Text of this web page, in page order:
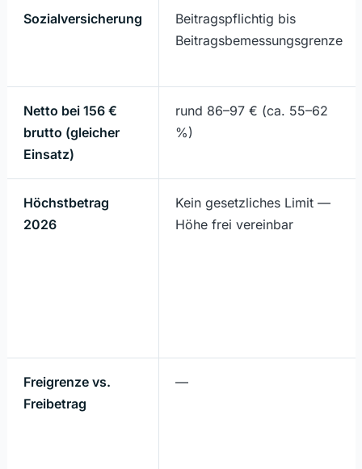
Sozialversicherung
Beitragspflichtig bis
Beitragsbemessungsgrenze
Netto bei 156 €
brutto (gleicher
Einsatz)
rund 86–97 € (ca. 55–62
%)
Höchstbetrag
2026
Kein gesetzliches Limit —
Höhe frei vereinbar
Freigrenze vs.
Freibetrag
—